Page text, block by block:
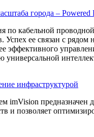
города – Powered
по кабельной
Успех ее связан с
эффективного
инфраструктурой
imVision
и позволяет